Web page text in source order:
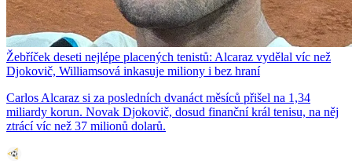
Žebříček deseti nejlépe placených tenistů: Alcaraz vydělal víc než
Djokovič, Williamsová inkasuje miliony i bez hraní
Carlos Alcaraz si za posledních dvanáct měsíců přišel na 1,34
miliardy korun. Novak Djokovič, dosud finanční král tenisu, na něj
ztrácí víc než 37 milionů dolarů.